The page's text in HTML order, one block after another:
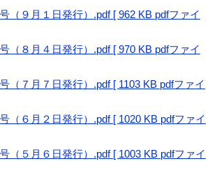
（９月１日発行）.pdf [ 962 KB pdfファイ
（８月４日発行）.pdf [ 970 KB pdfファイ
（７月７日発行）.pdf [ 1103 KB pdfファイ
（６月２日発行）.pdf [ 1020 KB pdfファイ
（５月６日発行）.pdf [ 1003 KB pdfファイ